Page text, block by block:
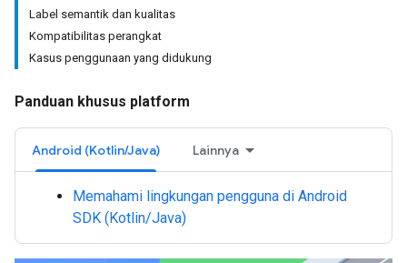
Label semantik dan kualitas
Kompatibilitas perangkat
Kasus penggunaan yang didukung
Panduan khusus platform
Android (Kotlin/Java) Lainnya
Memahami lingkungan pengguna di Android
SDK (Kotlin/Java)